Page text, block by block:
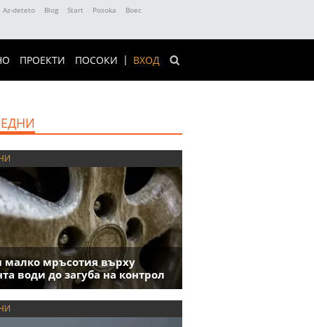
Az-deteto Blog Start Posoka
Boec
ВХОД
ПРОЕКТИ ПОСОКИ
малко мръсотия върху
води до загуба на контрол